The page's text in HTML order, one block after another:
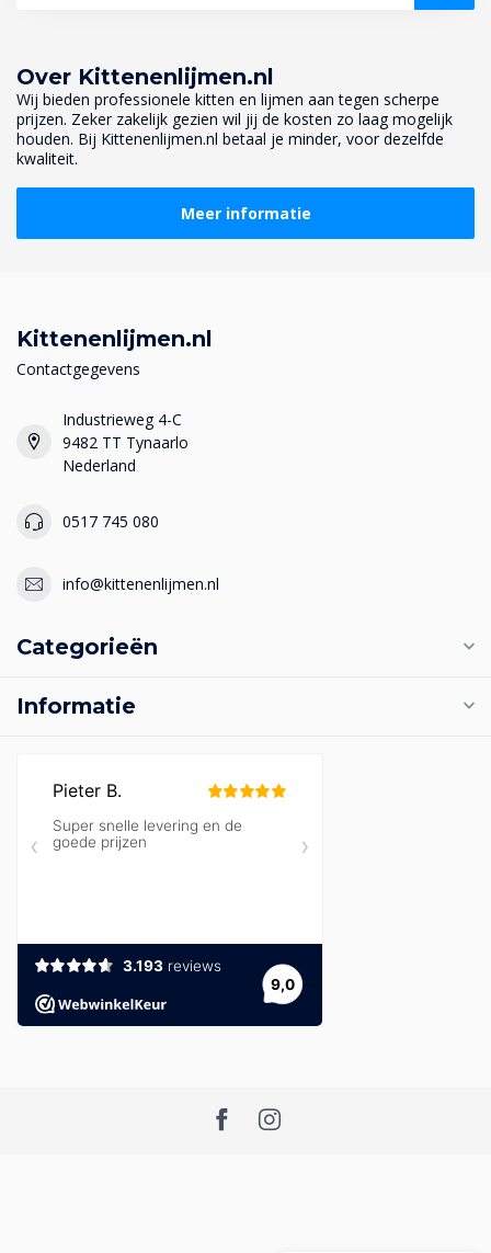
Over Kittenenlijmen.nl
Wij bieden professionele kitten en lijmen aan tegen scherpe
prijzen. Zeker zakelijk gezien wil jij de kosten zo laag mogelijk
houden. Bij Kittenenlijmen.nl betaal je minder, voor dezelfde
kwaliteit.
Meer informatie
Kittenenlijmen.nl
Contactgegevens
Industrieweg 4-C
9482 TT Tynaarlo
Nederland
0517 745 080
info@kittenenlijmen.nl
Categorieën
Informatie